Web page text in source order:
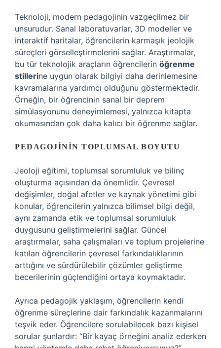
Teknoloji, modern pedagojinin vazgeçilmez bir
unsurudur. Sanal laboratuvarlar, 3D modeller ve
interaktif haritalar, öğrencilerin karmaşık jeolojik
süreçleri görselleştirmelerini sağlar. Araştırmalar,
bu tür teknolojik araçların öğrencilerin öğrenme
stillerine uygun olarak bilgiyi daha derinlemesine
kavramalarına yardımcı olduğunu göstermektedir.
Örneğin, bir öğrencinin sanal bir deprem
simülasyonunu deneyimlemesi, yalnızca kitapta
okumasından çok daha kalıcı bir öğrenme sağlar.
PEDAGOJININ TOPLUMSAL BOYUTU
Jeoloji eğitimi, toplumsal sorumluluk ve bilinç
oluşturma açısından da önemlidir. Çevresel
değişimler, doğal afetler ve kaynak yönetimi gibi
konular, öğrencilerin yalnızca bilimsel bilgi değil,
aynı zamanda etik ve toplumsal sorumluluk
duygusunu geliştirmelerini sağlar. Güncel
araştırmalar, saha çalışmaları ve toplum projelerine
katılan öğrencilerin çevresel farkındalıklarının
arttığını ve sürdürülebilir çözümler geliştirme
becerilerinin güçlendiğini ortaya koymaktadır.
Ayrıca pedagojik yaklaşım, öğrencilerin kendi
öğrenme süreçlerine dair farkındalık kazanmalarını
teşvik eder. Öğrencilere sorulabilecek bazı kişisel
sorular şunlardır: “Bir kayaç örneğini analiz ederken